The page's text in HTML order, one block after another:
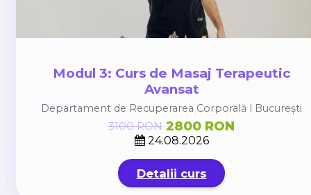
Modul 3: Curs de Masaj Terapeutic
Avansat
Departament de Recuperarea Corporală l București
24.08.2026
3100 RON 2800 RON
Detalii curs